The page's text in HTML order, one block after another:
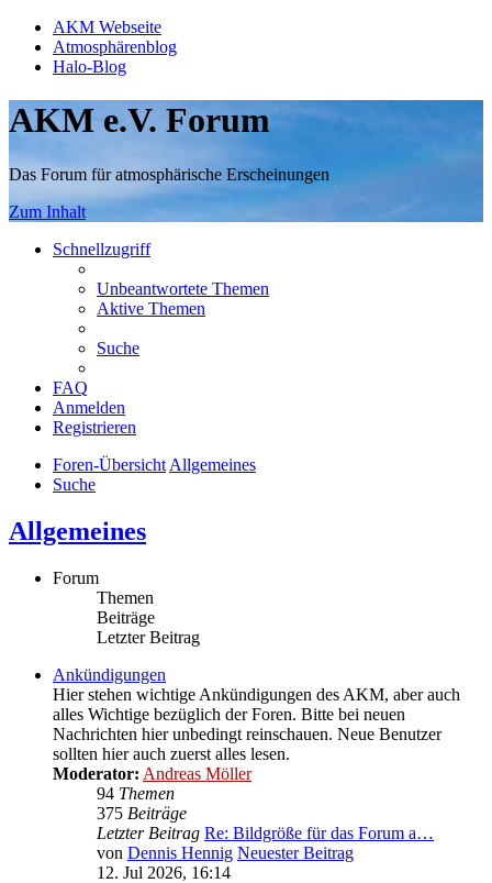
AKM Webseite
Atmosphärenblog
Halo-Blog
AKM e.V. Forum
Das Forum für atmosphärische Erscheinungen
Zum Inhalt
Schnellzugriff
Unbeantwortete Themen
Aktive Themen
Suche
FAQ
Anmelden
Registrieren
Foren-Übersicht Allgemeines
Suche
Allgemeines
Forum
Themen
Beiträge
Letzter Beitrag
Ankündigungen
Hier stehen wichtige Ankündigungen des AKM, aber auch
alles Wichtige bezüglich der Foren. Bitte bei neuen
Nachrichten hier unbedingt reinschauen. Neue Benutzer
sollten hier auch zuerst alles lesen.
Moderator: Andreas Möller
94 Themen
375 Beiträge
Letzter Beitrag Re: Bildgröße für das Forum a…
von Dennis Hennig Neuester Beitrag
12. Jul 2026, 16:14